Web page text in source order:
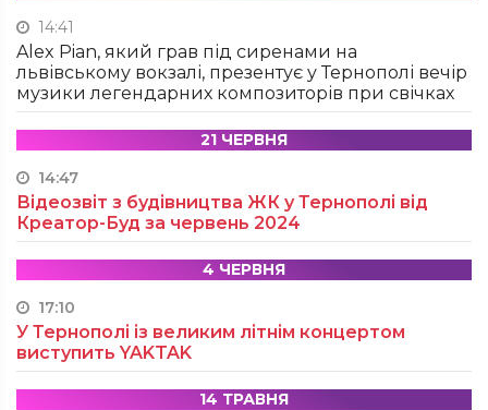
14:41
Alex Pian, який грав під сиренами на
львівському вокзалі, презентує у Тернополі вечір
музики легендарних композиторів при свічках
21 ЧЕРВНЯ
14:47
Відеозвіт з будівництва ЖК у Тернополі від
Креатор-Буд за червень 2024
4 ЧЕРВНЯ
17:10
У Тернополі із великим літнім концертом
виступить YAKTAK
14 ТРАВНЯ